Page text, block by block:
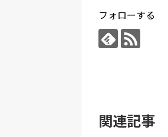
フォローする
関連記事